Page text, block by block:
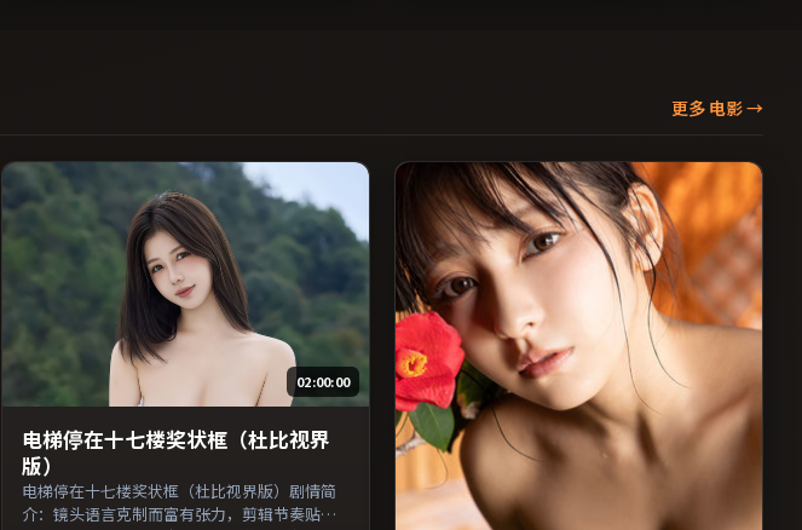
更多 电影→
02:00:00
电梯停在十七楼奖状框（杜比视界
版）
电梯停在十七楼奖状框（杜比视界版）剧情简
介：镜头语言克制而富有张力，剪辑节奏贴合